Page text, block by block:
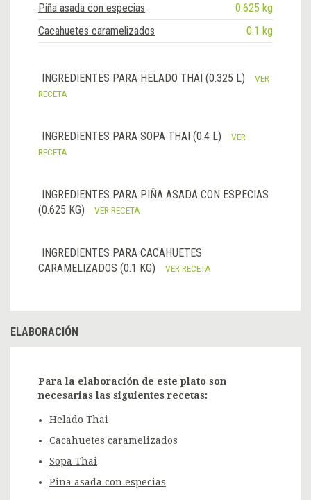
Piña asada con especias
0.625 kg
Cacahuetes caramelizados
0.1 kg
INGREDIENTES PARA HELADO THAI (0.325 L)
VER
RECETA
INGREDIENTES PARA SOPA THAI (0.4 L)
VER
RECETA
INGREDIENTES PARA PIÑA ASADA CON ESPECIAS
(0.625 KG)
VER RECETA
INGREDIENTES PARA CACAHUETES
CARAMELIZADOS (0.1 KG)
VER RECETA
ELABORACIÓN
Para la elaboración de este plato son
necesarias las siguientes recetas:
Helado Thai
Cacahuetes caramelizados
Sopa Thai
Piña asada con especias